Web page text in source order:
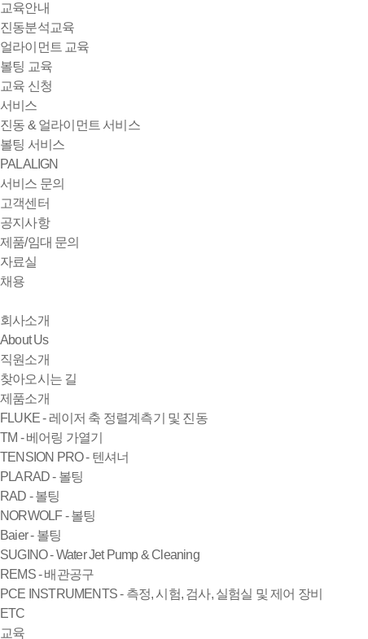
교육안내
진동분석교육
얼라이먼트 교육
볼팅 교육
교육 신청
서비스
진동 & 얼라이먼트 서비스
볼팅 서비스
PALALIGN
서비스 문의
고객센터
공지사항
제품/임대 문의
자료실
채용
회사소개
About Us
직원소개
찾아오시는 길
제품소개
FLUKE - 레이저 축 정렬계측기 및 진동
TM - 베어링 가열기
TENSION PRO - 텐셔너
PLARAD - 볼팅
RAD - 볼팅
NORWOLF - 볼팅
Baier - 볼팅
SUGINO - Water Jet Pump & Cleaning
REMS - 배관공구
PCE INSTRUMENTS - 측정, 시험, 검사, 실험실 및 제어 장비
ETC
교육